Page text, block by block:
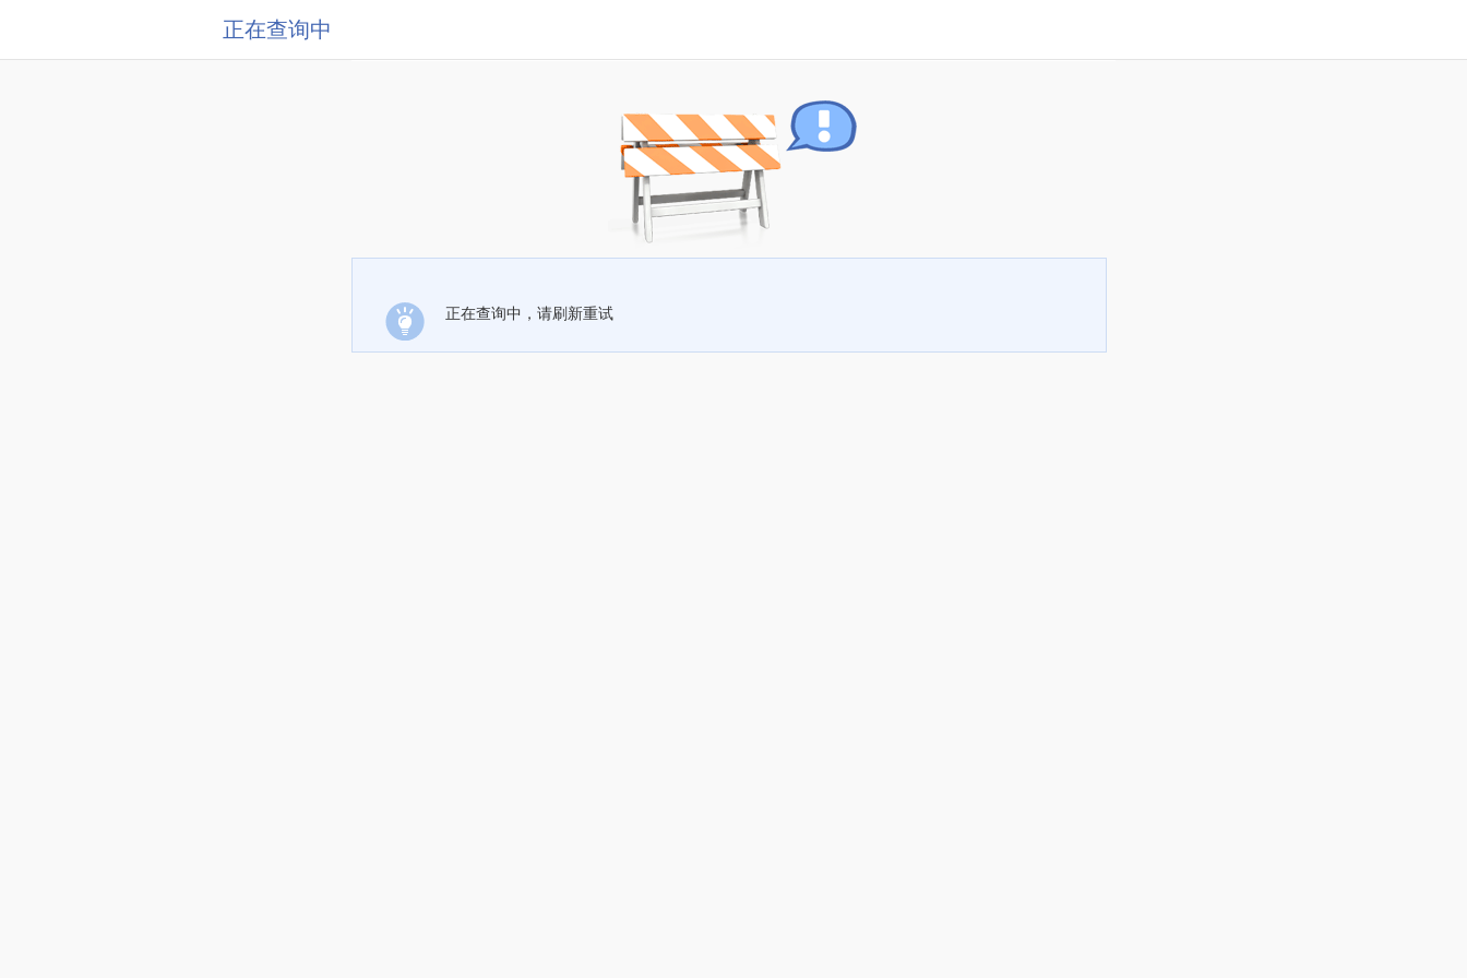
正在查询中
正在查询中，请刷新重试